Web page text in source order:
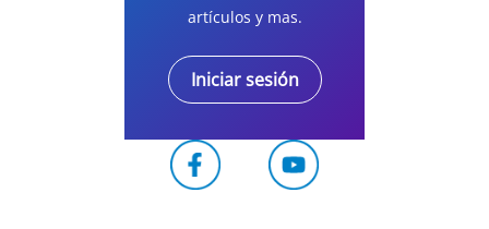
artículos y mas.
Iniciar sesión